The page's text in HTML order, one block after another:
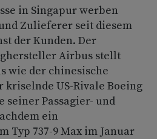
in Singapur werben
Zulieferer seit diesem
der Kunden. Der
Airbus stellt
wie der chinesische
kriselnde US-Rivale Boeing
seiner Passagier- und
ein
Typ 737-9 Max im Januar